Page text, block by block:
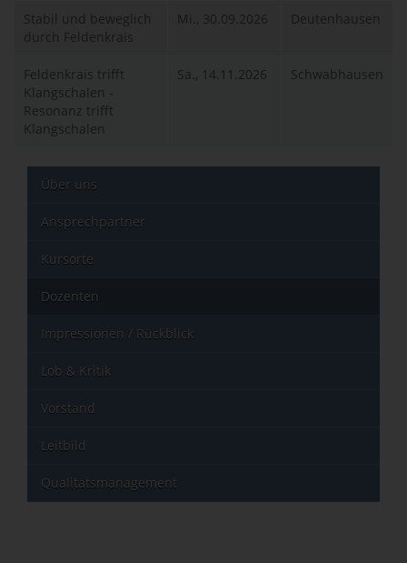
Stabil und beweglich
durch Feldenkrais
Mi., 30.09.2026 Deutenhausen
Feldenkrais trifft
Klangschalen -
Resonanz trifft
Klangschalen
Sa., 14.11.2026 Schwabhausen
Über uns
Ansprechpartner
Kursorte
Dozenten
Impressionen / Rückblick
Lob & Kritik
Vorstand
Leitbild
Qualitätsmanagement